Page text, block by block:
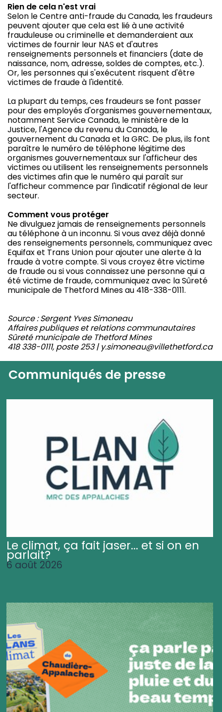
Rien de cela n'est vrai
Selon le Centre anti-fraude du Canada, les fraudeurs
peuvent ajouter que cela est lié à une activité
frauduleuse ou criminelle et demanderaient aux
victimes de fournir leur NAS et d'autres
renseignements personnels et financiers (date de
naissance, nom, adresse, soldes de comptes, etc.).
Or, les personnes qui s'exécutent risquent d'être
victimes de fraude à l'identité.
La plupart du temps, ces fraudeurs se font passer
pour des employés d'organismes gouvernementaux,
notamment Service Canada, le ministère de la
Justice, l'Agence du revenu du Canada, le
gouvernement du Canada et la GRC. De plus, ils font
paraître le numéro de téléphone légitime des
organismes gouvernementaux sur l'afficheur des
victimes ou utilisent les renseignements personnels
des victimes afin que le numéro qui paraît sur
l'afficheur commence par l'indicatif régional de leur
secteur.
Comment vous protéger
Ne divulguez jamais de renseignements personnels
au téléphone à un inconnu. Si vous avez déjà donné
des renseignements personnels, communiquez avec
Equifax et Trans Union pour ajouter une alerte à la
fraude à votre compte. Si vous croyez être victime
de fraude ou si vous connaissez une personne qui a
été victime de fraude, communiquez avec la Sûreté
municipale de Thetford Mines au 418-338-0111.
Source : Sergent Yves Simoneau
Affaires publiques et relations communautaires
Sûreté municipale de Thetford Mines
418 338-0111, poste 253 | y.simoneau@villethetford.ca
Communiqués de presse
Le climat, ça fait jaser... et si on en
parlait?
6 août 2026